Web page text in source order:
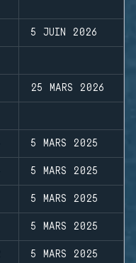
5 JUIN 2026
25 MARS 2026
5 MARS 2025
5 MARS 2025
5 MARS 2025
5 MARS 2025
5 MARS 2025